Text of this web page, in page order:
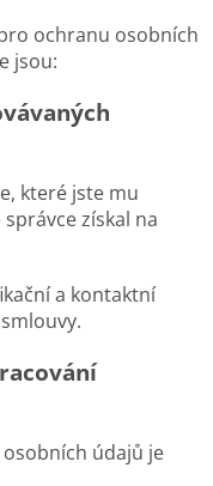
ochranu osobních
jsou:
které jste mu
získal na
a kontaktní
údajů je